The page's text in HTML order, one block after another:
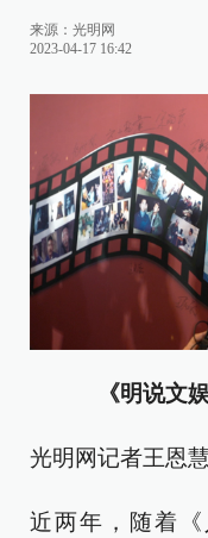
来源： 光明网
2023-04-17 16:42
《明说文
光明网记者王恩
近两年，随着